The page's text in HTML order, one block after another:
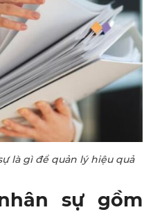
là gì để quản lý hiệu quả
sự gồm